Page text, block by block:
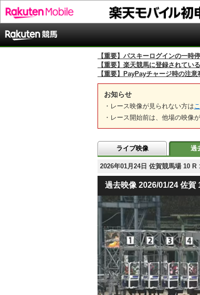
【重要】パスキーログインの一時
【重要】楽天競馬に登録されてい
【重要】PayPayチャージ時の注意
お知らせ
・レース映像が見られない方は
・レース開始前は、他場の映像
ライブ映像 過
2026年01月24日 佐賀競馬場 10
過去映像 2026/01/24 佐賀